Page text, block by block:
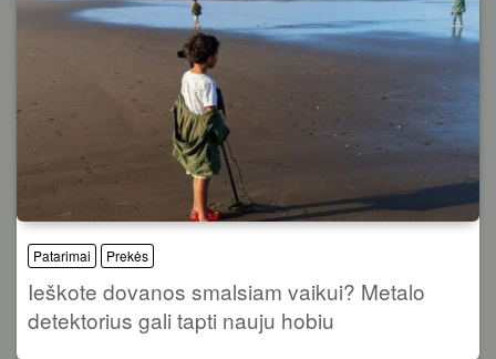
Patarimai Prekės
Ieškote dovanos smalsiam vaikui? Metalo
detektorius gali tapti nauju hobiu